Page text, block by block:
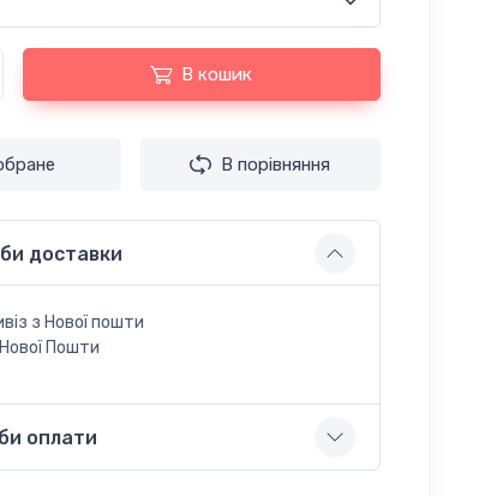
В кошик
В порівняння
доставки
з Нової пошти
Пошти
оплати